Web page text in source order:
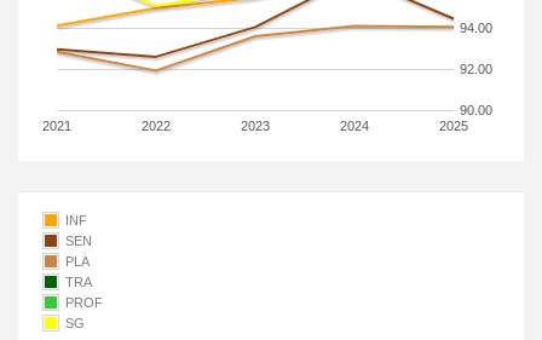
2021 2022 2023 2024 2025
90.00
92.00
94.00
INF
SEN
PLA
TRA
PROF
SG